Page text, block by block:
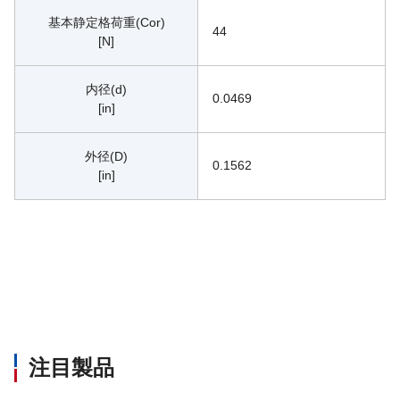
基本静定格荷重(Cor)
[N]
44
内径(d)
[in]
0.0469
外径(D)
[in]
0.1562
注目製品